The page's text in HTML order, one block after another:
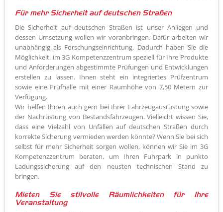
Für mehr Sicherheit auf deutschen Straßen
Die Sicherheit auf deutschen Straßen ist unser Anliegen und
dessen Umsetzung wollen wir voranbringen. Dafür arbeiten wir
unabhängig als Forschungseinrichtung. Dadurch haben Sie die
Möglichkeit, im 3G Kompetenzzentrum speziell für Ihre Produkte
und Anforderungen abgestimmte Prüfungen und Entwicklungen
erstellen zu lassen. Ihnen steht ein integriertes Prüfzentrum
sowie eine Prüfhalle mit einer Raumhöhe von 7,50 Metern zur
Verfügung.
Wir helfen Ihnen auch gern bei Ihrer Fahrzeugausrüstung sowie
der Nachrüstung von Bestandsfahrzeugen. Vielleicht wissen Sie,
dass eine Vielzahl von Unfällen auf deutschen Straßen durch
korrekte Sicherung vermieden werden könnte? Wenn Sie bei sich
selbst für mehr Sicherheit sorgen wollen, können wir Sie im 3G
Kompetenzzentrum beraten, um Ihren Fuhrpark in punkto
Ladungssicherung auf den neusten technischen Stand zu
bringen.
Mieten Sie stilvolle Räumlichkeiten für Ihre
Veranstaltung